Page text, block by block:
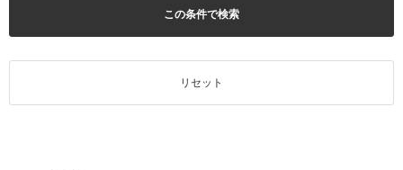
この条件で検索
リセット